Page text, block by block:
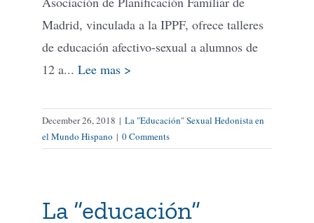
Madrid, vinculada a la IPPF, ofrece talleres
de educación afectivo-sexual a alumnos de
12 a... Lee mas >
December 26, 2018 | La "Educación" Sexual Hedonista en
el Mundo Hispano | 0 Comments
La “educación”